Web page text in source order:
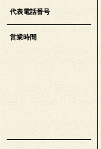
代表電話番号
営業時間